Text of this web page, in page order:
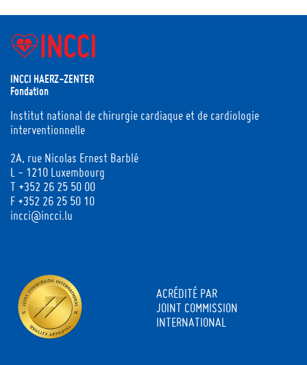
INCCI HAERZ-ZENTER
Fondation
Institut national de chirurgie cardiaque et de cardiologie
interventionnelle
2A, rue Nicolas Ernest Barblé
L - 1210 Luxembourg
T +352 26 25 50 00
F +352 26 25 50 10
incci@incci.lu
ACRÉDITÉ PAR
JOINT COMMISSION
INTERNATIONAL